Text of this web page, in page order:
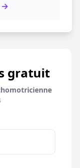
→
gratuit